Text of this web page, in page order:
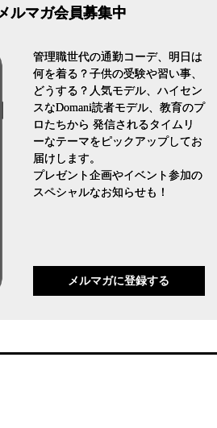
ルマガ会員募集中
管理職世代の通勤コーデ、明日は
何を着る？子供の受験や習い事、
どうする？人気モデル、ハイセン
スなDomani読者モデル、教育のプ
ロたちから 発信されるタイムリ
ーなテーマをピックアップしてお
届けします。
プレゼント企画やイベント参加の
スペシャルなお知らせも！
メルマガに登録する